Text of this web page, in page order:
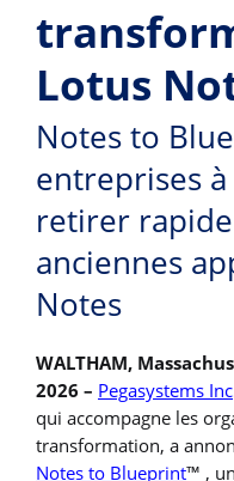
Lotus
Notes to
entreprises
retirer
anciennes
Notes
WALTHAM,
2026 – Pegasystems Inc
qui accompagne les
transformation, a
Notes to Blueprint™ ,